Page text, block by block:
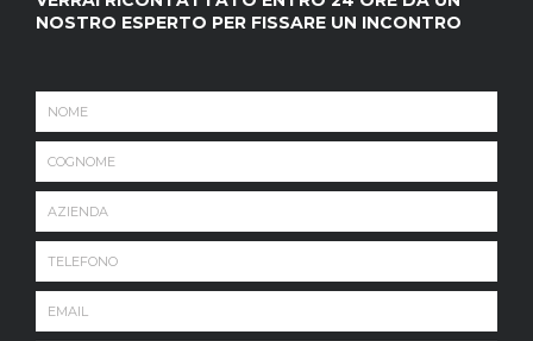
NOSTRO ESPERTO PER FISSARE UN INCONTRO